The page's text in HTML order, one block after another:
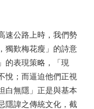
速公路上時，我們勢
獨歎梅花瘦」的詩意
的表現策略，「現
悅；而逼迫他們正視
白無隱」正是與基本
隱諱之傳統文化，截